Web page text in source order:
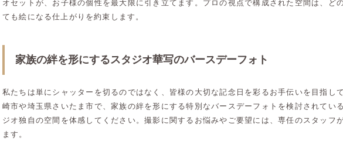
オセットが、お子様の個性を最大限に引き立てます。プロの視点で構成された空間は、ど
ても絵になる仕上がりを約束します。
家族の絆を形にするスタジオ華写のバースデーフォト
私たちは単にシャッターを切るのではなく、皆様の大切な記念日を彩るお手伝いを目指し
崎市や埼玉県さいたま市で、家族の絆を形にする特別なバースデーフォトを検討されてい
ジオ独自の空間を体感してください。撮影に関するお悩みやご要望には、専任のスタッフ
ます。